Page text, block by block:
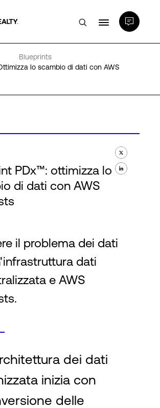
Blueprints
lo scambio di dati con AWS
PDx™: ottimizza lo
di dati con AWS
il problema dei dati
dati
e AWS
dei dati
inizia con
delle